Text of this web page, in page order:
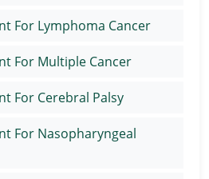
For Lymphoma Cancer
For Multiple Cancer
For Cerebral Palsy
For Nasopharyngeal